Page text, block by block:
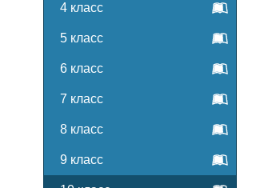
4 класс
5 класс
6 класс
7 класс
8 класс
9 класс